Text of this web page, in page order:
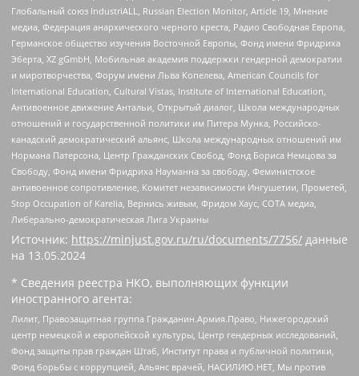
Глобальный союз IndustriALL, Russian Election Monitor, Article 19, Мнение
медиа, Федерация анархического черного креста, Радио Свободная Европа,
Германское общество изучения Восточной Европы, Фонд имени Фридриха
Эберта, XZ gGmbH, Мобильная академия поддержки гендерной демократии
и миротворчества, Форум имени Льва Копелева, American Councils for
International Education, Cultural Vistas, Institute of International Education,
Антивоенное движение Антальи, Открытый диалог, Школа международных
отношений и государственной политики им Питера Мунка, Российско-
канадский демократический альянс, Школа международных отношений им
Нормана Патерсона, Центр Гражданских Свобод, Фонд Бориса Немцова за
Свободу, Фонд имени Фридриха Науманна за свободу, Феминистское
антивоенное сопротивление, Комитет независимости Ингушетии, Прометей,
Stop Occupation of Karelia, Вернись живым, Фридом Хаус, СОТА медиа,
Либерально-демократическая Лига Украины
Источник: https://minjust.gov.ru/ru/documents/7756/ данные
на 13.05.2024
* Сведения реестра НКО, выполняющих функции
иностранного агента:
Лилит, Правозащитная группа Гражданин.Армия.Право, Нижегородский
центр немецкой и европейской культуры, Центр гендерных исследований,
Фонд защиты прав граждан Штаб, Институт права и публичной политики,
Фонд борьбы с коррупцией, Альянс врачей, НАСИЛИЮ.НЕТ, Мы против